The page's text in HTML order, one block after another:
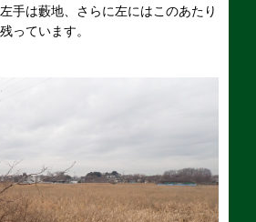
手は藪地、さらに左にはこのあたり
っています。